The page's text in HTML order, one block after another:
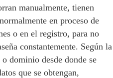
manualmente, tienen
en proceso de
o en el registro, para no
constantemente. Según la
dominio desde donde se
que se obtengan,